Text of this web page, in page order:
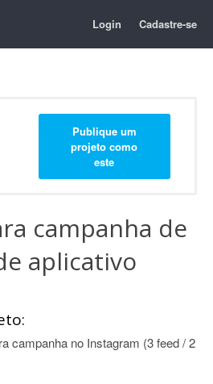
Login Cadastre-se
Publique um
projeto como
este
campanha de
aplicativo
campanha no Instagram (3 feed / 2